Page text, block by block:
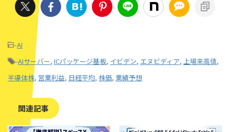
-AI
-AIサーバー, ICパッケージ基板, イビデン, エヌビディア, 上場来高値,
半導体株, 営業利益, 日経平均, 株価, 業績予想
関連記事